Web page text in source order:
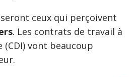
ceux qui perçoivent
. Les contrats de travail à
vont beaucoup